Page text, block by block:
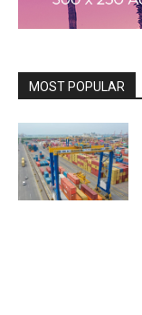
MOST POPULAR